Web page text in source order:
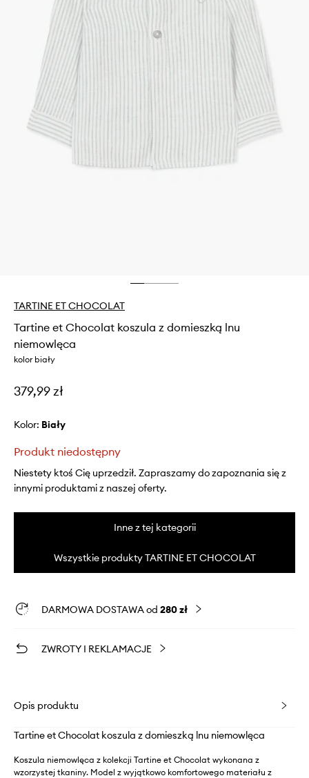
TARTINE ET CHOCOLAT
Tartine et Chocolat koszula z domieszką lnu
niemowlęca
kolor biały
379,99 zł
Kolor: biały
Produkt niedostępny
Niestety ktoś Cię uprzedził. Zapraszamy do zapoznania się z
innymi produktami z naszej oferty.
Inne z tej kategorii
Wszystkie produkty TARTINE ET CHOCOLAT
DARMOWA DOSTAWA od 280 zł
ZWROTY I REKLAMACJE
Opis produktu
Tartine et Chocolat koszula z domieszką lnu niemowlęca
Koszula niemowlęca z kolekcji Tartine et Chocolat wykonana z
wzorzystej tkaniny. Model z wyjątkowo komfortowego materiału z